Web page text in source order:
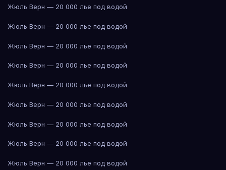
Жюль Верн — 20 000 лье под водой
Жюль Верн — 20 000 лье под водой
Жюль Верн — 20 000 лье под водой
Жюль Верн — 20 000 лье под водой
Жюль Верн — 20 000 лье под водой
Жюль Верн — 20 000 лье под водой
Жюль Верн — 20 000 лье под водой
Жюль Верн — 20 000 лье под водой
Жюль Верн — 20 000 лье под водой